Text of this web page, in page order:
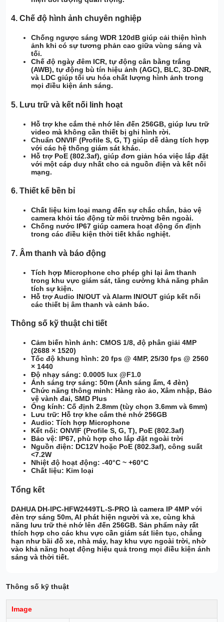
4.Chế độ hình ảnh chuyên nghiệp
Chống ngược sáng WDR 120dB giúp cải thiện hình
ảnh khi có sự tương phản cao giữa vùng sáng và
tối.
Chế độ ngày đêm ICR,tự động cân bằng trắng
(AWB),tự động bù tín hiệu ảnh (AGC), BLC,3D-DNR,
và LDC giúp tối ưu hóa chất lượng hình ảnh trong
mọi điều kiện ánh sáng.
5. Lưu trữ và kết nối linh hoạt
Hỗ trợ khe cắm thẻ nhớ lên đến 256GB, giúp lưu trữ
video mà không cần thiết bị ghi hình rời.
Chuẩn ONVIF (Profile S, G, T) giúp dễ dàng tích hợp
với các hệ thống giám sát khác.
Hỗ trợ PoE (802.3af), giúp đơn giản hóa việc lắp đặt
với một cáp duy nhất cho cả nguồn điện và kết nối
mạng.
6.Thiết kế bền bỉ
Chất liệu kim loại mang đến sự chắc chắn, bảo vệ
camera khỏi tác động từ môi trường bên ngoài.
Chống nước IP67 giúp camera hoạt động ổn định
trong các điều kiện thời tiết khắc nghiệt.
7. Âm thanh và báo động
Tích hợp Microphone cho phép ghi lại âm thanh
trong khu vực giám sát, tăng cường khả năng phân
tích sự kiện.
Hỗ trợ Audio IN/OUT vàAlarm IN/OUT giúp kết nối
các thiết bị âm thanh và cảnh báo.
Thông số kỹ thuật chi tiết
Cảm biến hình ảnh: CMOS 1/8, độ phân giải4MP
(2688 × 1520)
Tốc độ khung hình:20 fps @ 4MP,25/30 fps @ 2560
× 1440
Độ nhạy sáng:0.0005 lux @F1.0
Ánh sáng trợ sáng:50m (Ánh sáng ấm, 4 đèn)
Chức năng thông minh: Hàng rào ảo,Xâm nhập, Bảo
vệ vành đai,SMD Plus
Ống kính:Cố định 2.8mm (tùy chọn 3.6mm và 6mm)
Lưu trữ: Hỗ trợ khe cắm thẻ nhớ 256GB
Audio:Tích hợp Microphone
Kết nối:ONVIF (Profile S, G, T), PoE (802.3af)
Bảo vệ: IP67, phù hợp cho lắp đặt ngoài trời
Nguồn điện: DC12V hoặc PoE (802.3af), công suất
<7.2W
Nhiệt độ hoạt động:-40°C ~ +60°C
Chất liệu: Kim loại
Tổng kết
DAHUA DH-IPC-HFW2449TL-S-PRO làcamera IP 4MP với
đèn trợ sáng 50m,AI phát hiện người và xe, cùng khả
năng lưu trữ thẻ nhớ lên đến 256GB. Sản phẩm này rất
thích hợp cho các khu vực cần giám sát liên tục, chẳng
hạn như bãi đỗ xe, nhà máy, hay khu vực ngoài trời, nhờ
vào khả năng hoạt động hiệu quả trong mọi điều kiện ánh
sáng và thời tiết.
Thông số kỹ thuật
Image